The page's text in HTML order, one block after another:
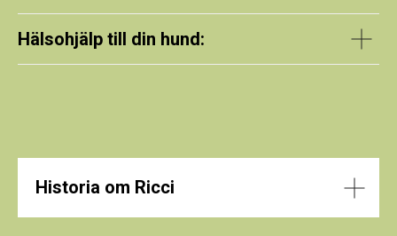
Hälsohjälp till din hund:
Historia om Ricci